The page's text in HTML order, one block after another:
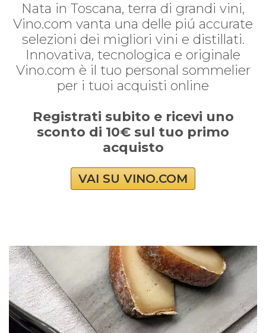
Nata in Toscana, terra di grandi vini,
Vino.com vanta una delle piú accurate
selezioni dei migliori vini e distillati.
Innovativa, tecnologica e originale
Vino.com è il tuo personal sommelier
per i tuoi acquisti online
Registrati subito e ricevi uno
sconto di 10€ sul tuo primo
acquisto
VAI SU VINO.COM